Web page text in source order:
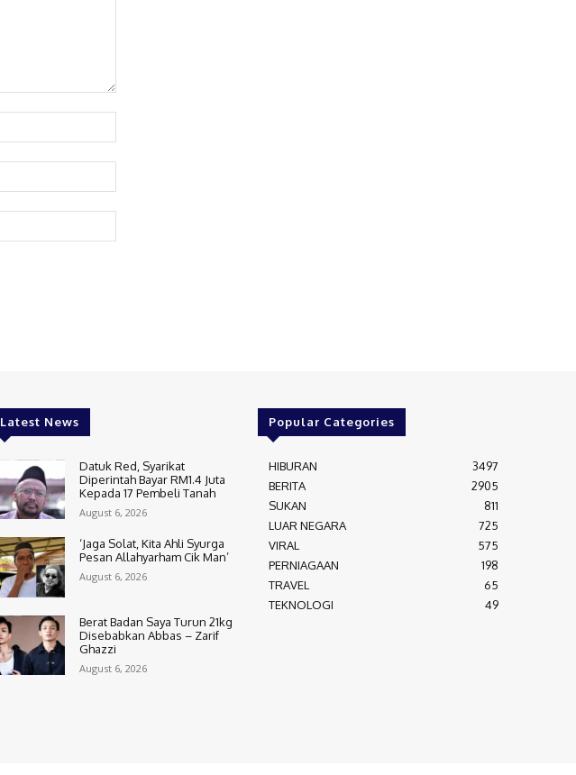
Latest News
Datuk Red, Syarikat
Diperintah Bayar RM1.4 Juta
Kepada 17 Pembeli Tanah
August 6, 2026
‘Jaga Solat, Kita Ahli Syurga
Pesan Allahyarham Cik Man’
August 6, 2026
Berat Badan Saya Turun 21kg
Disebabkan Abbas – Zarif
Ghazzi
August 6, 2026
Popular Categories
HIBURAN
3497
BERITA
2905
SUKAN
811
LUAR NEGARA
725
VIRAL
575
PERNIAGAAN
198
TRAVEL
65
TEKNOLOGI
49